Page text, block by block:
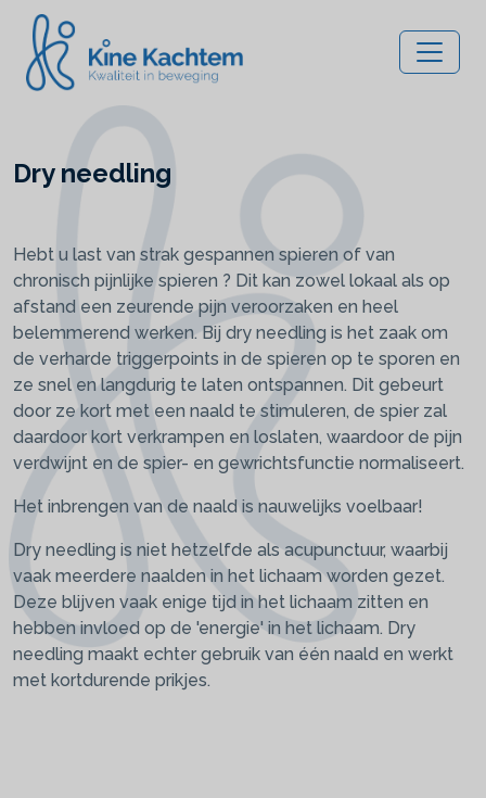
Dry needling
Hebt u last van strak gespannen spieren of van
chronisch pijnlijke spieren ? Dit kan zowel lokaal als op
afstand een zeurende pijn veroorzaken en heel
belemmerend werken. Bij dry needling is het zaak om
de verharde triggerpoints in de spieren op te sporen en
ze snel en langdurig te laten ontspannen. Dit gebeurt
door ze kort met een naald te stimuleren, de spier zal
daardoor kort verkrampen en loslaten, waardoor de pijn
verdwijnt en de spier- en gewrichtsfunctie normaliseert.
Het inbrengen van de naald is nauwelijks voelbaar!
Dry needling is niet hetzelfde als acupunctuur, waarbij
vaak meerdere naalden in het lichaam worden gezet.
Deze blijven vaak enige tijd in het lichaam zitten en
hebben invloed op de 'energie' in het lichaam. Dry
needling maakt echter gebruik van één naald en werkt
met kortdurende prikjes.